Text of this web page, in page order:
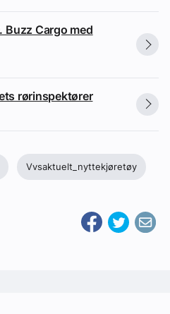
Buzz Cargo med
rørinspektører
Vvsaktuelt_nyttekjøretøy